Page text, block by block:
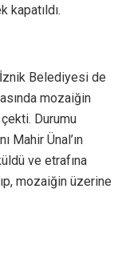
kapatıldı.
İznik Belediyesi de
mozaiğin
Durumu
Mahir Ünal’ın
ve etrafına
mozaiğin üzerine